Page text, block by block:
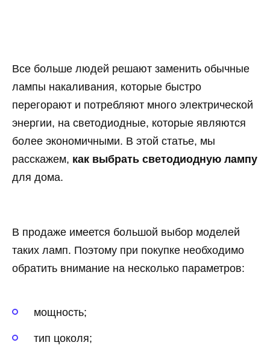
Все больше людей решают заменить обычные
лампы накаливания, которые быстро
перегорают и потребляют много электрической
энергии, на светодиодные, которые являются
более экономичными. В этой статье, мы
расскажем, как выбрать светодиодную лампу
для дома.
В продаже имеется большой выбор моделей
таких ламп. Поэтому при покупке необходимо
обратить внимание на несколько параметров:
мощность;
тип цоколя;